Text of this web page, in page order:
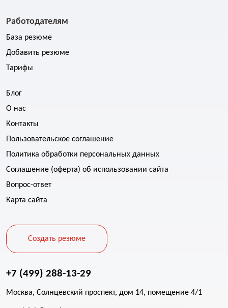
Работодателям
База резюме
Добавить резюме
Тарифы
Блог
О нас
Контакты
Пользовательское соглашение
Политика обработки персональных данных
Соглашение (оферта) об использовании сайта
Вопрос-ответ
Карта сайта
Создать резюме
+7 (499) 288-13-29
Москва, Солнцевский проспект, дом 14, помещение 4/1